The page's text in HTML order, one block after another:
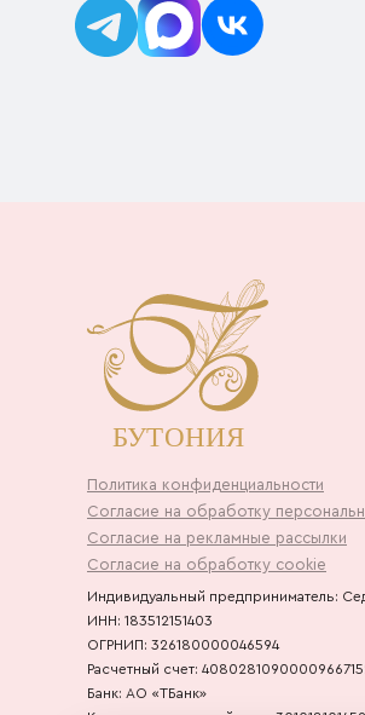
Политика конфиденциальности
Согласие на обработку
Согласие на рекламные рассылки
Согласие на обработку cookie
Индивидуальный предприниматель:
ИНН: 183512151403
ОГРНИП: 326180000046594
Расчетный счет:
Банк: АО «ТБанк»